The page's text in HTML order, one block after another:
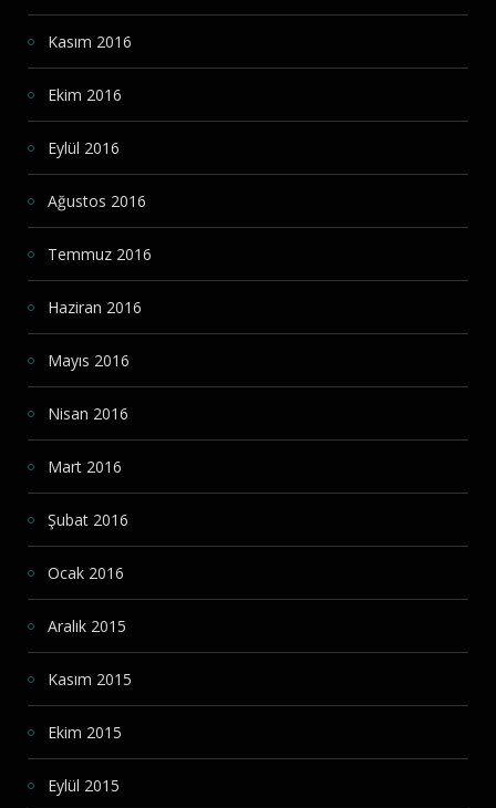
Kasım 2016
Ekim 2016
Eylül 2016
Ağustos 2016
Temmuz 2016
Haziran 2016
Mayıs 2016
Nisan 2016
Mart 2016
Şubat 2016
Ocak 2016
Aralık 2015
Kasım 2015
Ekim 2015
Eylül 2015